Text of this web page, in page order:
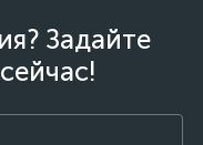
Задайте